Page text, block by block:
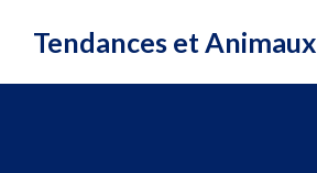
Tendances et Animaux